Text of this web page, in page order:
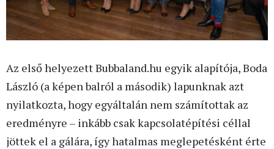
Az első helyezett Bubbaland.hu egyik alapítója, Boda
László (a képen balról a második) lapunknak azt
nyilatkozta, hogy egyáltalán nem számítottak az
eredményre – inkább csak kapcsolatépítési céllal
jöttek el a gálára, így hatalmas meglepetésként érte